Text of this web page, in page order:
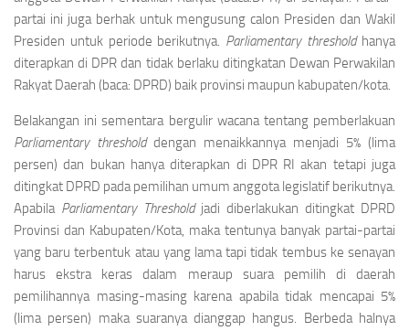
partai ini juga berhak untuk mengusung calon Presiden dan Wakil
Presiden untuk periode berikutnya. Parliamentary thresholdhanya
diterapkan di DPR dan tidak berlaku ditingkatan Dewan Perwakilan
Rakyat Daerah (baca: DPRD) baik provinsi maupun kabupaten/kota.
Belakangan ini sementara bergulir wacana tentang pemberlakuan
Parliamentary thresholddengan menaikkannya menjadi 5% (lima
persen) dan bukan hanya diterapkan di DPR RI akan tetapi juga
ditingkat DPRD pada pemilihan umum anggota legislatif berikutnya.
Apabila Parliamentary Thresholdjadi diberlakukan ditingkat DPRD
Provinsi dan Kabupaten/Kota, maka tentunya banyak partai-partai
yang baru terbentuk atau yang lama tapi tidak tembus ke senayan
harus ekstra keras dalam meraup suara pemilih di daerah
pemilihannya masing-masing karena apabila tidak mencapai 5%
(lima persen) maka suaranya dianggap hangus. Berbeda halnya